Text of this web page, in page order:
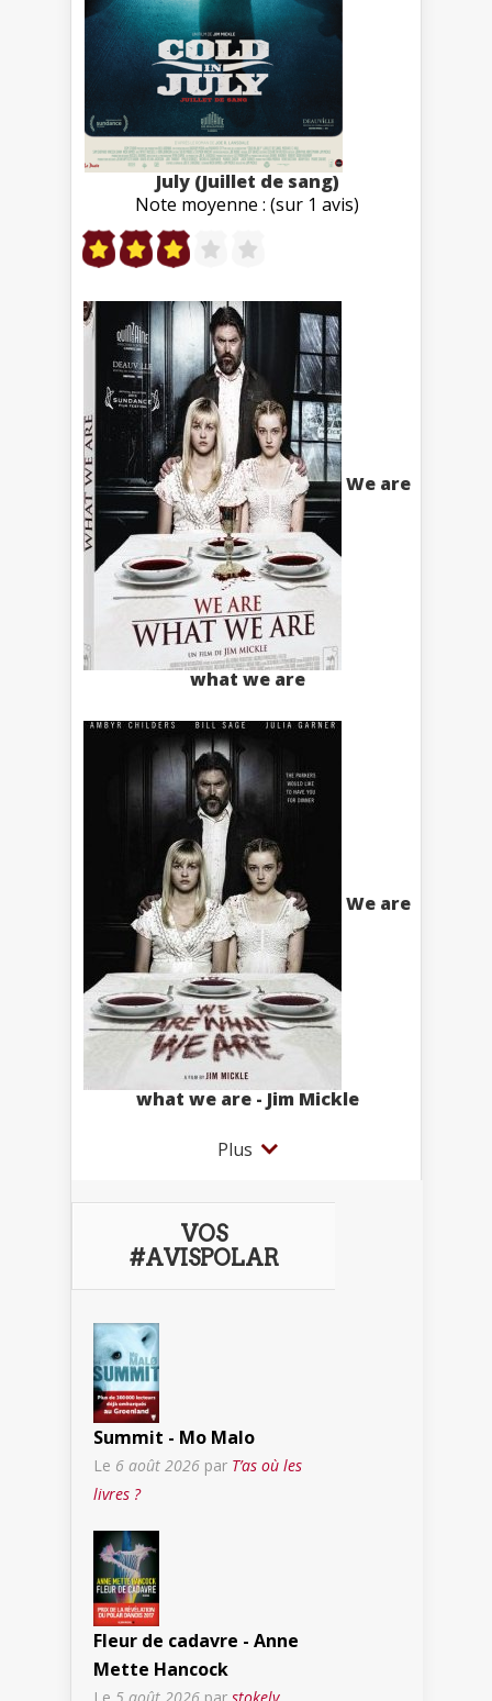
July (Juillet de sang)
Note moyenne : (sur 1 avis)
We are
what we are
We are
what we are - Jim Mickle
Plus
VOS
#AVISPOLAR
Summit - Mo Malo
Le 6 août 2026 par T’as où les
livres ?
Fleur de cadavre - Anne
Mette Hancock
Le 5 août 2026 par stokely